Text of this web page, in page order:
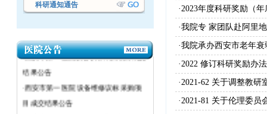
科研通知通告
·西安市第一医院设备议标采购项目成交
·2023年度科研奖励（
·我院专 家团队赴阿里
·我院承办西安市老年
·2022 修订科研奖励办法
·2021-62 关于调整教研
·2021-81 关于伦理委员